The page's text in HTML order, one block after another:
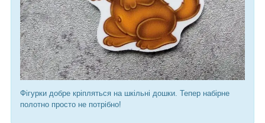
Фігурки добре кріпляться на шкільні дошки. Тепер набірне
полотно просто не потрібно!